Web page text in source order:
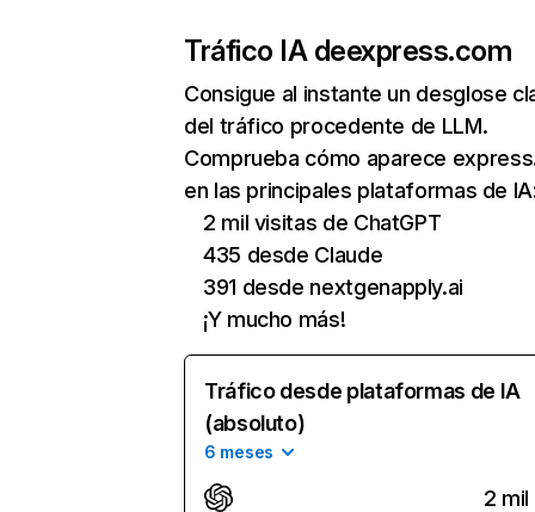
Tráfico IA deexpress.com
Consigue al instante un desglose
del tráfico procedente de LLM.
Comprueba cómo aparece
en las principales plataformas de
2 mil visitas de ChatGPT
435 desde Claude
391 desde nextgenapply.ai
¡Y mucho más!
Tráfico desde plataformas de IA
(absoluto)
6 meses
2 mil